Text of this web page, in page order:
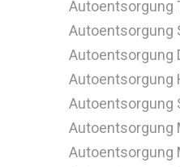
Autoentsorgung
Autoentsorgung
Autoentsorgung
Autoentsorgung
Autoentsorgung
Autoentsorgung
Autoentsorgung